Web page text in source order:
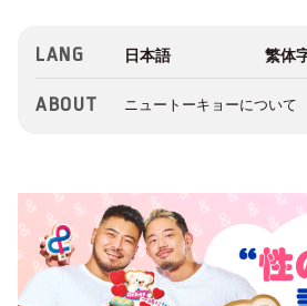
LANG
ABOUT ニュートーキョーについて